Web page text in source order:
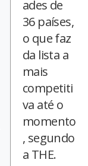
ades de
36 países,
o que faz
da lista a
mais
competiti
va até o
momento
, segundo
a THE.